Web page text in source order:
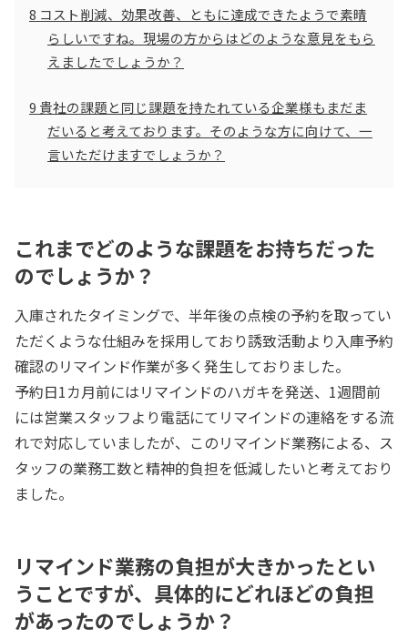
8 コスト削減、効果改善、ともに達成できたようで素晴
らしいですね。現場の方からはどのような意見をもら
えましたでしょうか？
9 貴社の課題と同じ課題を持たれている企業様もまだま
だいると考えております。そのような方に向けて、一
言いただけますでしょうか？
これまでどのような課題をお持ちだった
のでしょうか？
入庫されたタイミングで、半年後の点検の予約を取ってい
ただくような仕組みを採用しており誘致活動より入庫予約
確認のリマインド作業が多く発生しておりました。
予約日1カ月前にはリマインドのハガキを発送、1週間前
には営業スタッフより電話にてリマインドの連絡をする流
れで対応していましたが、このリマインド業務による、ス
タッフの業務工数と精神的負担を低減したいと考えており
ました。
リマインド業務の負担が大きかったとい
うことですが、具体的にどれほどの負担
があったのでしょうか？